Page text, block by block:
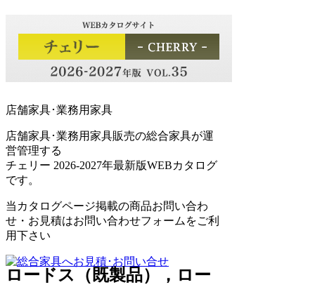
店舗家具･業務用家具
店舗家具･業務用家具販売の総合家具が運
営管理する
チェリー 2026-2027年最新版WEBカタログ
です。
当カタログページ掲載の商品お問い合わ
せ・お見積はお問い合わせフォームをご利
用下さい
ロードス（既製品），ロー